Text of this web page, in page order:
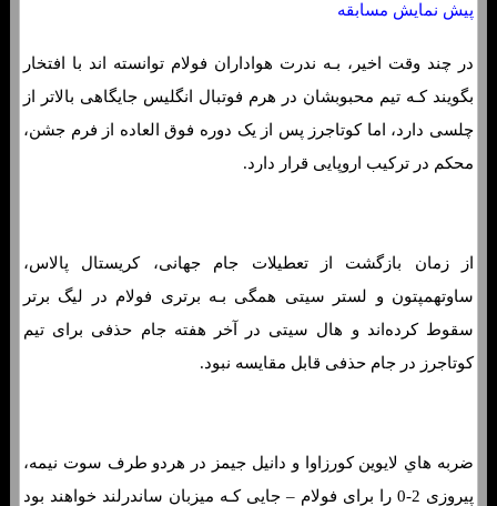
پیش نمایش مسابقه
در چند وقت اخیر، بـه ندرت هواداران فولام توانسته اند با افتخار
بگویند کـه تیم محبوبشان در هرم فوتبال انگلیس جایگاهی بالاتر از
چلسی دارد، اما کوتاجرز پس از یک دوره فوق العاده از فرم جشن،
محکم در ترکیب اروپایی قرار دارد.
از زمان بازگشت از تعطیلات جام جهانی، کریستال پالاس،
ساوتهمپتون و لستر سیتی همگی بـه برتری فولام در لیگ برتر
سقوط کرده‌اند و هال سیتی در آخر هفته جام حذفی برای تیم
کوتاجرز در جام حذفی قابل مقایسه نبود.
ضربه هاي‌ لایوین کورزاوا و دانیل جیمز در هردو طرف سوت نیمه،
پیروزی 2-0 را برای فولام – جایی کـه میزبان ساندرلند خواهند بود